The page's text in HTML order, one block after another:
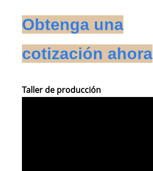
Obtenga una
cotización ahora
Taller de producción